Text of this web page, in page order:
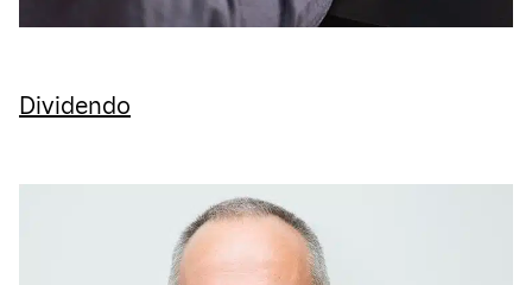
Dividendo